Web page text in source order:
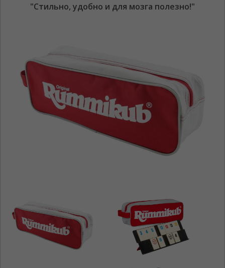
"Стильно, удобно и для мозга полезно!"